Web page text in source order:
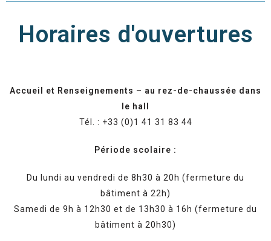
Horaires d'ouvertures
Accueil et Renseignements – au rez-de-chaussée dans
le hall
Tél. : +33 (0)1 41 31 83 44
Période scolaire :
Du lundi au vendredi de 8h30 à 20h (fermeture du
bâtiment à 22h)
Samedi de 9h à 12h30 et de 13h30 à 16h (fermeture du
bâtiment à 20h30)